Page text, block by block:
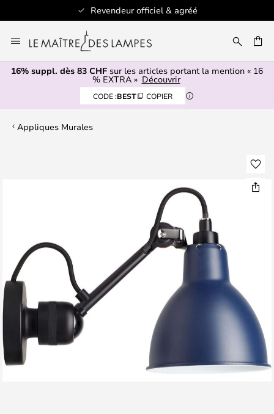
Revendeur officiel & agréé
au
contenu
16% suppl. dès 83 CHF sur les articles portant la mention « 16
% EXTRA » Découvrir
CODE :BEST COPIER
Appliques Murales
images
gallery